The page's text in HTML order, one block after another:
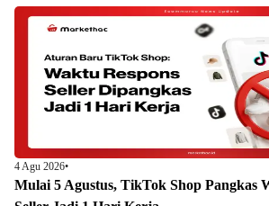
4 Agu 2026•
Mulai 5 Agustus, TikTok Shop Pangkas